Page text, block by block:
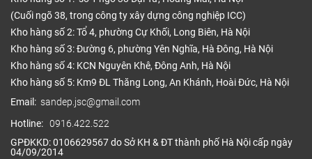
(Cuối ngõ 38, trong công ty xây dựng công nghiệp ICC)
Kho hàng số 2: Tổ 4, phường Cự Khối, Long Biên, Hà Nội
Kho hàng số 3: Đường 6, phường Yên Nghĩa, Hà Đông, Hà Nội
Kho hàng số 4: KCN Nguyên Khê, Đông Anh, Hà Nội
Kho hàng số 5: Km9 ĐL Thăng Long, An Khánh, Hoài Đức, Hà Nội
Email: sandep.jsc@gmail.com
Hotline: 0916.422.522
GPĐKKD: 0106629567 do Sở KH & ĐT thành phố Hà Nội cấp ngày
04/09/2014